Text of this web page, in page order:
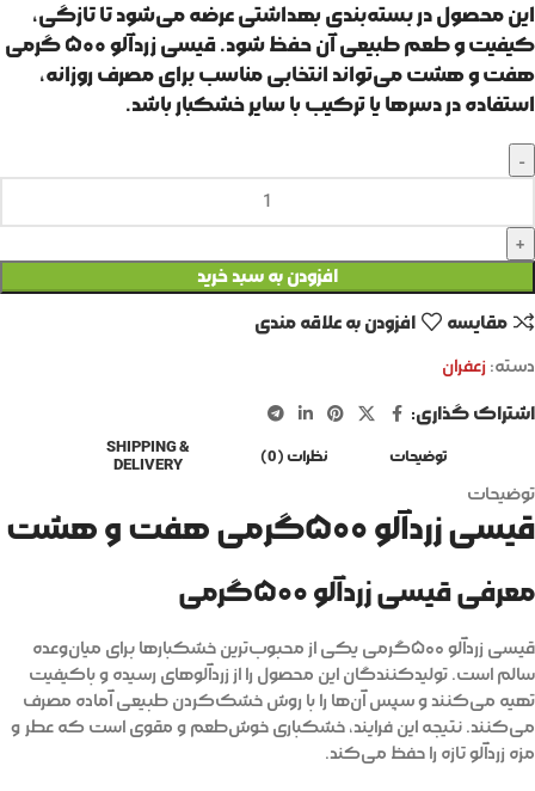
این محصول در بسته‌بندی بهداشتی عرضه می‌شود تا تازگی،
کیفیت و طعم طبیعی آن حفظ شود. قیسی زردآلو ۵۰۰ گرمی
هفت و هشت می‌تواند انتخابی مناسب برای مصرف روزانه،
استفاده در دسرها یا ترکیب با سایر خشکبار باشد.
افزودن به سبد خرید
مقايسه
افزودن به علاقه مندی
دسته: زعفران
اشتراک گذاری:
توضیحات نظرات (0)
SHIPPING &
DELIVERY
توضیحات
قیسی زردآلو ۵۰۰گرمی هفت و هشت
معرفی قیسی زردآلو ۵۰۰گرمی
قیسی زردآلو ۵۰۰گرمی یکی از محبوب‌ترین خشکبارها برای میان‌وعده
سالم است. تولیدکنندگان این محصول را از زردآلوهای رسیده و باکیفیت
تهیه می‌کنند و سپس آن‌ها را با روش خشک‌کردن طبیعی آماده مصرف
می‌کنند. نتیجه این فرایند، خشکباری خوش‌طعم و مقوی است که عطر و
مزه زردآلو تازه را حفظ می‌کند.